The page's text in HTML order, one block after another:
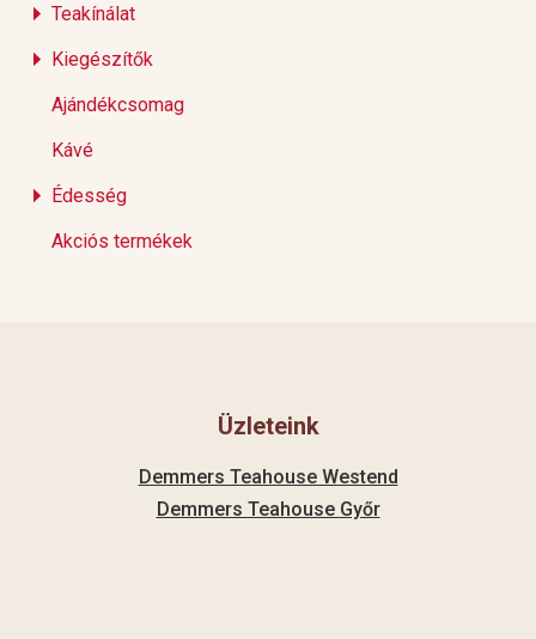
Teakínálat
Kiegészítők
Ajándékcsomag
Kávé
Édesség
Akciós termékek
Üzleteink
Demmers Teahouse Westend
Demmers Teahouse Győr